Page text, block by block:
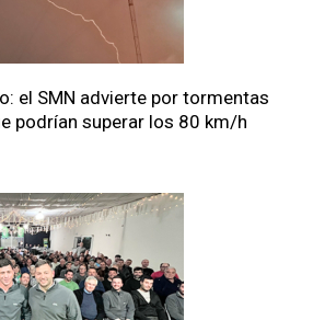
el SMN advierte por tormentas
podrían superar los 80 km/h